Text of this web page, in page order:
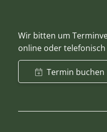
Wir bitten um
online oder telefonisch
Termin buchen